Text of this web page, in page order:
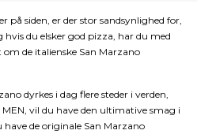
på siden, er der stor sandsynlighed for,
hvis du elsker god pizza, har du med
de italienske San Marzano
dyrkes i dag flere steder i verden,
vil du have den ultimative smag i
have de originale San Marzano